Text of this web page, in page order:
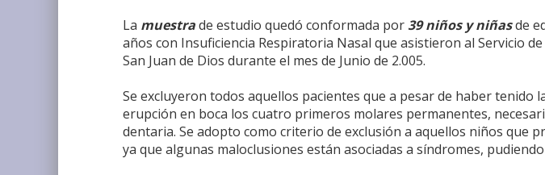
La muestrade estudio quedó conformada por39 niños y niñasde
años con Insuficiencia Respiratoria Nasal que asistieron al Servicio
San Juan de Dios durante el mes de Junio de 2.005.
Se excluyeron todos aquellos pacientes que a pesar de haber tenido
erupción en boca los cuatro primeros molares permanentes,
dentaria. Se adopto como criterio de exclusión a aquellos niños que
ya que algunas maloclusiones están asociadas a síndromes,